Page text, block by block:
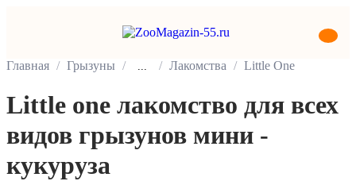
Главная Грызуны ... Лакомства Little One
Little one лакомство для всех
видов грызунов мини -
кукуруза